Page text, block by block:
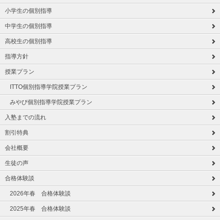
小学生の個別指導
中学生の個別指導
高校生の個別指導
指導方針
授業プラン
ITTO個別指導学院授業プラン
みやび個別指導学院授業プラン
入塾までの流れ
割引特典
会社概要
生徒の声
合格体験談
2026年春 合格体験談
2025年春 合格体験談